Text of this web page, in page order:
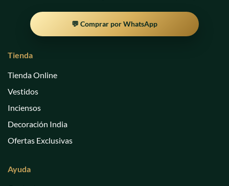
💬 Comprar por WhatsApp
Tienda
Tienda Online
Vestidos
Inciensos
Decoración India
Ofertas Exclusivas
Ayuda